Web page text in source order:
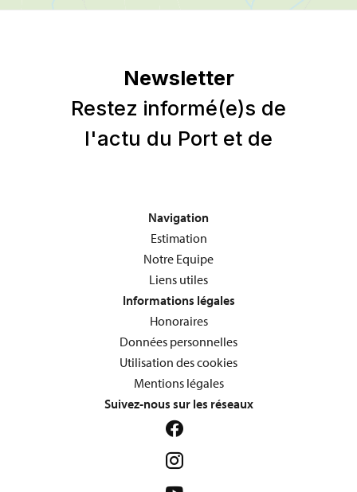
Navigation
Estimation
Notre Equipe
Liens utiles
Informations légales
Honoraires
Données personnelles
Utilisation des cookies
Mentions légales
Suivez-nous sur les réseaux